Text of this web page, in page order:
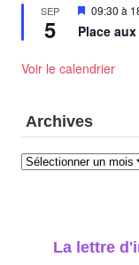
SEP
5
Mis
avant
09:30 à
Place
Voir le calendrier
Archives
Archives
La lettre